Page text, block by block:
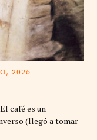
2026
café es un
(llegó a tomar